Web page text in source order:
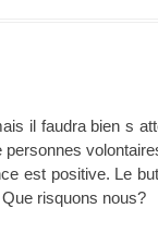
il faudra bien s
est positive. Le
risquons nous?